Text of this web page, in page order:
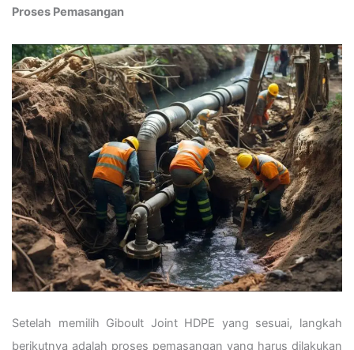
Proses Pemasangan
Setelah memilih Giboult Joint HDPE yang sesuai, langkah
berikutnya adalah proses pemasangan yang harus dilakukan